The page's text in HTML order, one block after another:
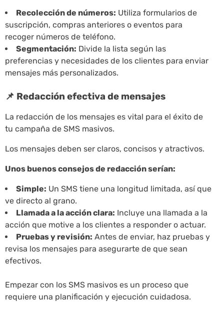
Recolección de números: Utiliza formularios de
suscripción, compras anteriores o eventos para
recoger números de teléfono.
Segmentación: Divide la lista según las
preferencias y necesidades de los clientes para enviar
mensajes más personalizados.
📌 Redacción efectiva de mensajes
La redacción de los mensajes es vital para el éxito de
tu campaña de SMS masivos.
Los mensajes deben ser claros, concisos y atractivos.
Unos buenos consejos de redacción serían:
Simple: Un SMS tiene una longitud limitada, así que
ve directo al grano.
Llamada a la acción clara: Incluye una llamada a la
acción que motive a los clientes a responder o actuar.
Pruebas y revisión: Antes de enviar, haz pruebas y
revisa los mensajes para asegurarte de que sean
efectivos.
Empezar con los SMS masivos es un proceso que
requiere una planificación y ejecución cuidadosa.